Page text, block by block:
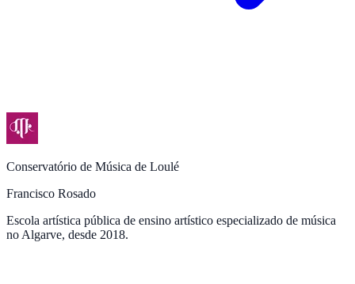
Conservatório de Música de Loulé
Francisco Rosado
Escola artística pública de ensino artístico especializado de música
no Algarve, desde 2018.